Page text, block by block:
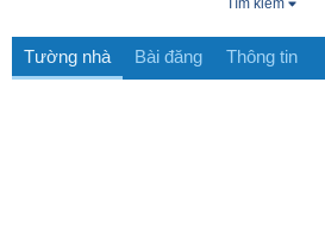
Tìm kiếm
Tường nhà Bài đăng Thông tin